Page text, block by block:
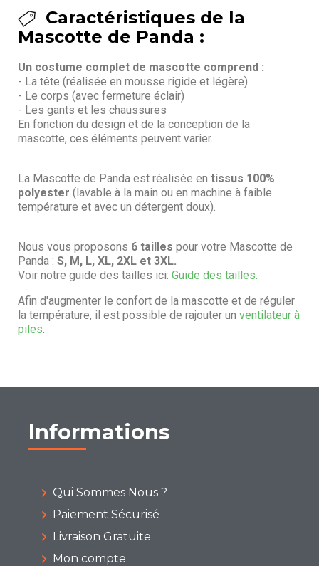
Caractéristiques de la
Mascotte de Panda :
Un costume complet de mascotte comprend :
- La tête (réalisée en mousse rigide et légère)
- Le corps (avec fermeture éclair)
- Les gants et les chaussures
En fonction du design et de la conception de la
mascotte, ces éléments peuvent varier.
La Mascotte de Panda est réalisée en tissus 100%
polyester (lavable à la main ou en machine à faible
température et avec un détergent doux).
Nous vous proposons 6 tailles pour votre Mascotte de
Panda : S, M, L, XL, 2XL et 3XL.
Voir notre guide des tailles ici: Guide des tailles.
Afin d'augmenter le confort de la mascotte et de réguler
la température, il est possible de rajouter un ventilateur à
piles.
Informations
Qui Sommes Nous ?
Paiement Sécurisé
Livraison Gratuite
Mon compte